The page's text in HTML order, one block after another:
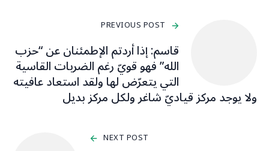
PREVIOUS POST
قاسم: إذا أردتم الإطمئنان عن “حزب
الله” فهو قويّ رغم الضربات القاسية
التي يتعرّض لها ولقد استعاد عافيته
ولا يوجد مركز قياديّ شاغر ولكل مركز بديل
NEXT POST